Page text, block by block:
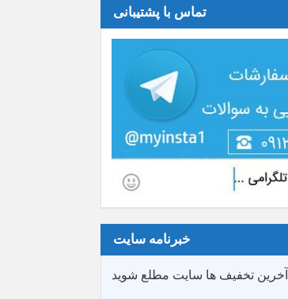
تماس با پشتیبانی
خبرنامه سایت